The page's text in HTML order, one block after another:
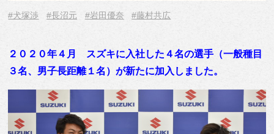
#犬塚渉 #長沼元 #岩田優奈 #藤村共広
２０２０年４月 スズキに入社した４名の選手（一般種目
３名、男子長距離１名）が新たに加入しました。